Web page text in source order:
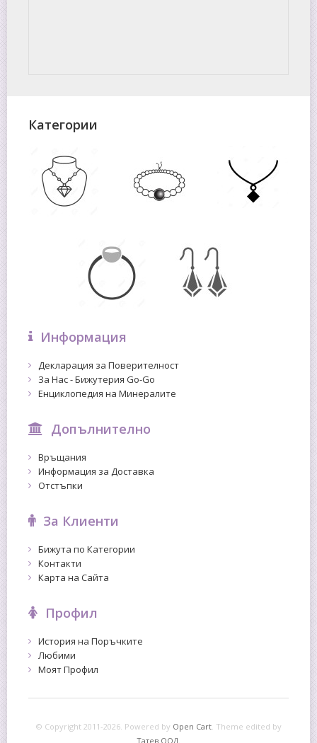
Категории
Информация
Декларация за Поверителност
За Нас - Бижутерия Go-Go
Енциклопедия на Минералите
Допълнително
Връщания
Информация за Доставка
Отстъпки
За Клиенти
Бижута по Категории
Контакти
Карта на Сайта
Профил
История на Поръчките
Любими
Моят Профил
© Copyright 2011-2026. Powered by Open Cart. Theme edited by
Татев ООД.